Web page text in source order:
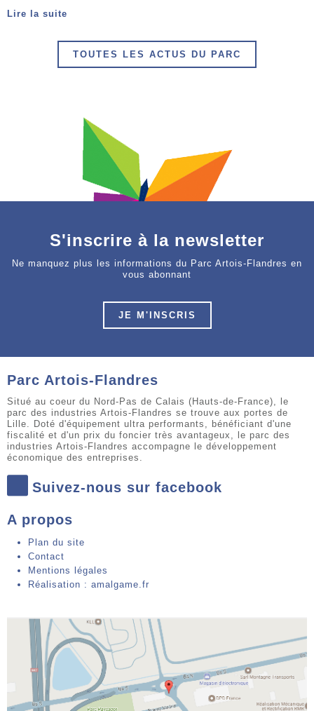
Lire la suite
TOUTES LES ACTUS DU PARC
S'inscrire à la newsletter
Ne manquez plus les informations du Parc Artois-Flandres en
vous abonnant
JE M'INSCRIS
Parc Artois-Flandres
Situé au coeur du Nord-Pas de Calais (Hauts-de-France), le
parc des industries Artois-Flandres se trouve aux portes de
Lille. Doté d'équipement ultra performants, bénéficiant d'une
fiscalité et d'un prix du foncier très avantageux, le parc des
industries Artois-Flandres accompagne le développement
économique des entreprises.
Suivez-nous sur facebook
A propos
Plan du site
Contact
Mentions légales
Réalisation : amalgame.fr